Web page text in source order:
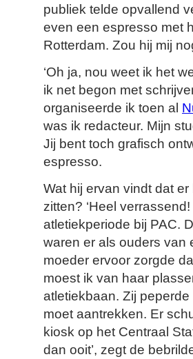
publiek telde opvallend
even een espresso met
Rotterdam. Zou hij mij
‘Oh ja, nou weet ik het
ik net begon met
organiseerde ik toen al
was ik redacteur. Mijn
Jij bent toch grafisch
espresso.
Wat hij ervan vindt dat
zitten? ‘Heel
atletiekperiode bij PAC.
waren er als ouders van
moeder ervoor zorgde
moest ik van haar
atletiekbaan. Zij peperde
moet aantrekken. Er
kiosk op het Centraal
dan ooit’, zegt de